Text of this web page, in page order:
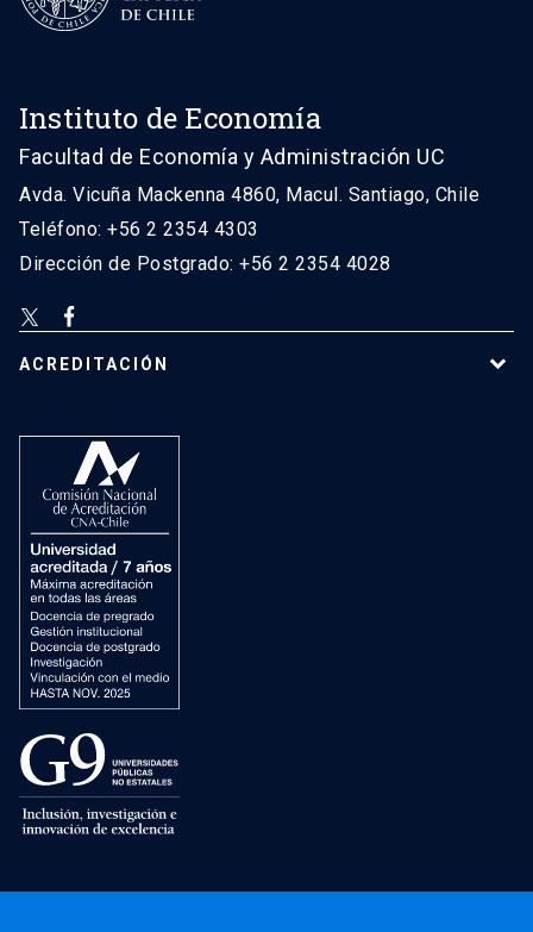
Instituto de Economía
Facultad de Economía y Administración UC
Avda. Vicuña Mackenna 4860, Macul. Santiago, Chile
Teléfono: +56 2 2354 4303
Dirección de Postgrado: +56 2 2354 4028
ACREDITACIÓN